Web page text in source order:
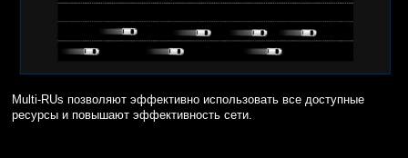
Multi-RUs позволяют эффективно использовать все доступные
ресурсы и повышают эффективность сети.